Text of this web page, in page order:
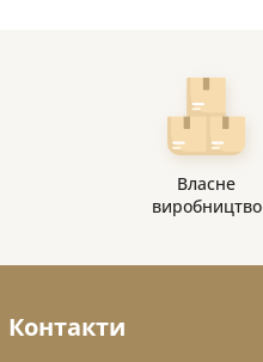
Власне
виробництво
Контакти